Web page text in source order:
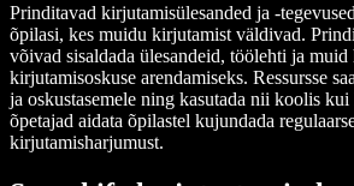
Prinditavad kirjutamisülesanded ja -
õpilasi, kes muidu kirjutamist väldivad.
võivad sisaldada ülesandeid, töölehti ja muid
kirjutamisoskuse arendamiseks. Ressursse
ja oskustasemele ning kasutada nii koolis
õpetajad aidata õpilastel kujundada
kirjutamisharjumust.